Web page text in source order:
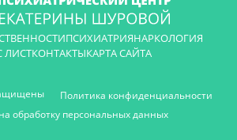
ПСИХИАТРИЯНАРКОЛОГИЯ
ЛИСТКОНТАКТЫКАРТА САЙТА
Политика конфиденциальности
обработку персональных данных